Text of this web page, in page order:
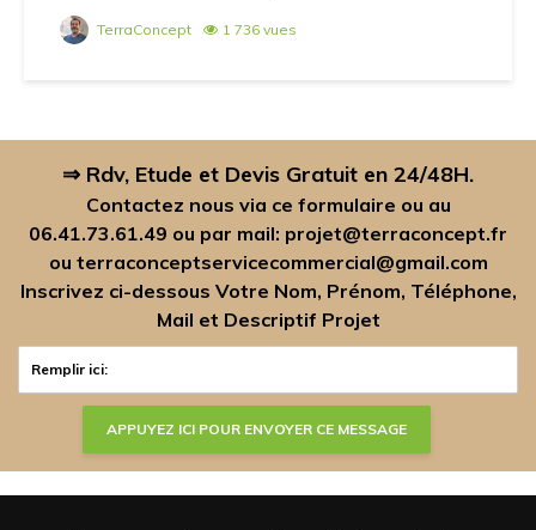
TerraConcept 1 736 vues
⇒ Rdv, Etude et Devis Gratuit en 24/48H.
Contactez nous via ce formulaire ou au
06.41.73.61.49 ou par mail: projet@terraconcept.fr
ou terraconceptservicecommercial@gmail.com
Inscrivez ci-dessous Votre Nom, Prénom, Téléphone,
Mail et Descriptif Projet